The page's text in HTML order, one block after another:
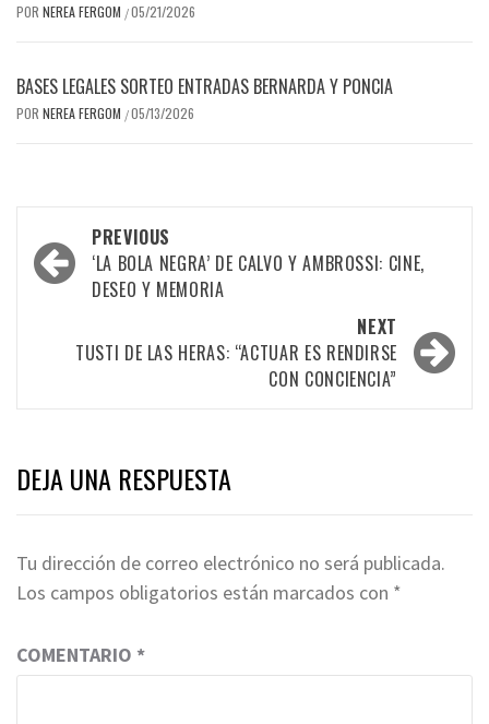
POR NEREA FERGOM /05/21/2026
BASES LEGALES SORTEO ENTRADAS BERNARDA Y PONCIA
POR NEREA FERGOM /05/13/2026
Post
navigation
PREVIOUS
‘LA BOLA NEGRA’ DE CALVO Y AMBROSSI: CINE,
DESEO Y MEMORIA
NEXT
TUSTI DE LAS HERAS: “ACTUAR ES RENDIRSE
CON CONCIENCIA”
DEJA UNA RESPUESTA
Tu dirección de correo electrónico no será publicada.
Los campos obligatorios están marcados con *
COMENTARIO *